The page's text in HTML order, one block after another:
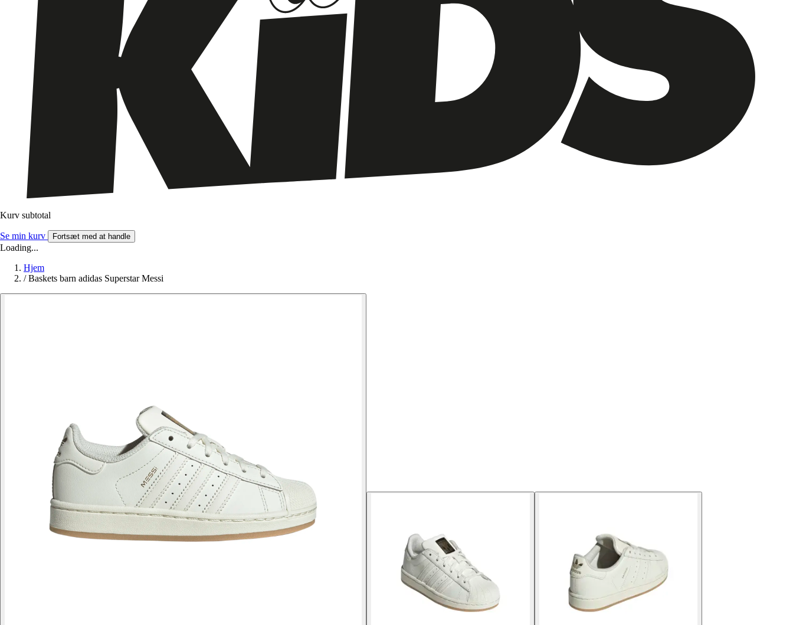
Kurv subtotal
Se min kurv Fortsæt med at handle
Loading...
Hjem
/ Baskets barn adidas Superstar Messi